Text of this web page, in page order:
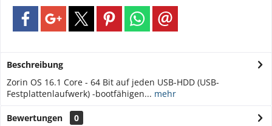
Beschreibung
Zorin OS 16.1 Core - 64 Bit auf jeden USB-HDD (USB-
Festplattenlaufwerk) -bootfähigen... mehr
Bewertungen
0